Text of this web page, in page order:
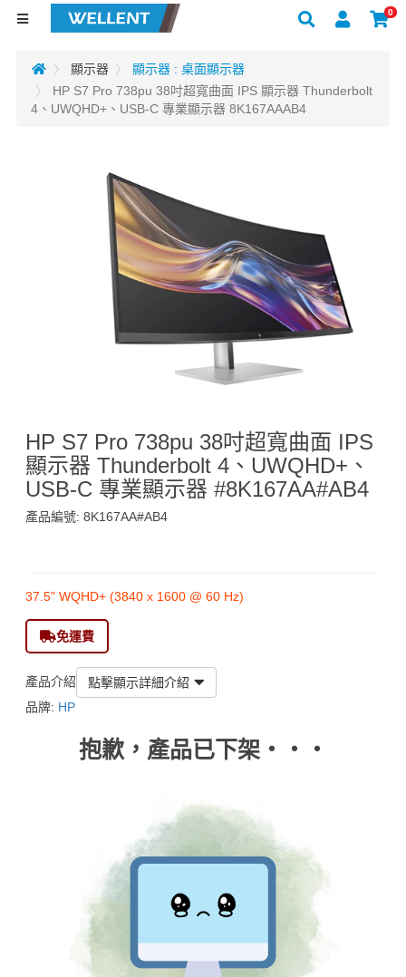
0
顯示器
顯示器 : 桌面顯示器
HP S7 Pro 738pu 38吋超寬曲面 IPS 顯示器 Thunderbolt
4、UWQHD+、USB-C 專業顯示器 8K167AAAB4
HP S7 Pro 738pu 38吋超寬曲面 IPS
顯示器 Thunderbolt 4、UWQHD+、
USB-C 專業顯示器 #8K167AA#AB4
產品編號: 8K167AA#AB4
37.5" WQHD+ (3840 x 1600 @ 60 Hz)
免運費
產品介紹
點擊顯示詳細介紹
品牌: HP
抱歉，產品已下架‧‧‧